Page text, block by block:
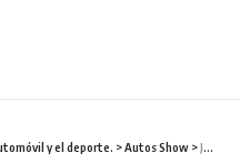
y el deporte. >Autos Show >JAC autos brilló en el Quito Motor Show